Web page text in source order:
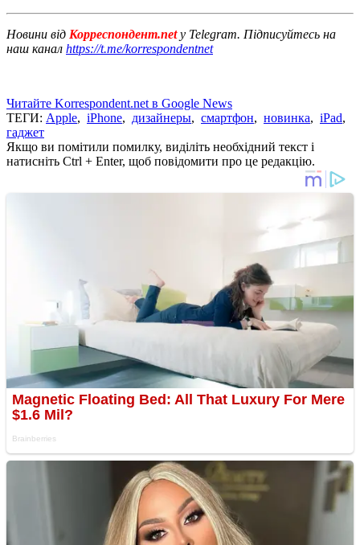
Новини від Корреспондент.net у Telegram. Підписуйтесь на
наш канал https://t.me/korrespondentnet
Читайте Korrespondent.net в Google News
ТЕГИ: Apple, iPhone, дизайнеры, смартфон, новинка, iPad,
гаджет
Якщо ви помітили помилку, виділіть необхідний текст і
натисніть Ctrl + Enter, щоб повідомити про це редакцію.